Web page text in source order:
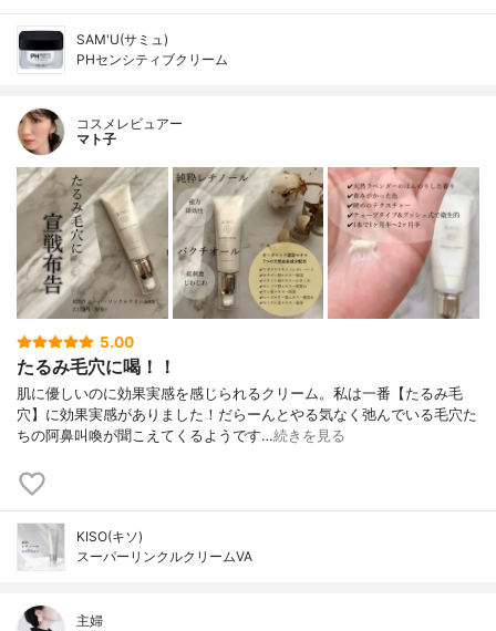
SAM'U(サミュ)
PHセンシティブクリーム
コスメレビュアー
マト子
5.00
たるみ毛穴に喝！！
肌に優しいのに効果実感を感じられるクリーム。私は一番【たるみ毛
穴】に効果実感がありました！だらーんとやる気なく弛んでいる毛穴た
ちの阿鼻叫喚が聞こえてくるようです…続きを見る
KISO(キソ)
スーパーリンクルクリームVA
主婦